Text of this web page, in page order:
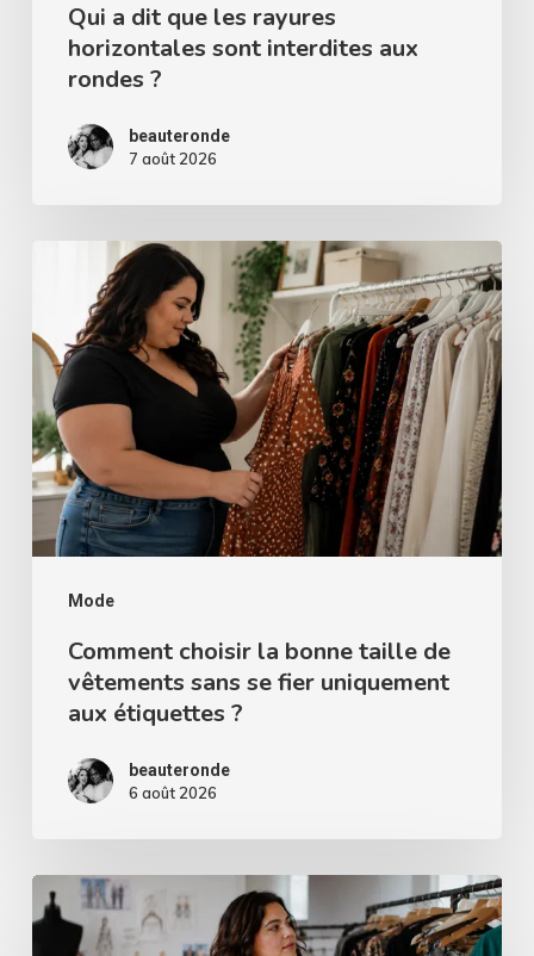
Qui a dit que les rayures
horizontales sont interdites aux
rondes ?
beauteronde
7 août 2026
Mode
Comment
la
bonne
taille
de
vêtements
sans
se
uniquement
étiquettes
Comment choisir la bonne taille de
vêtements sans se fier uniquement
aux étiquettes ?
beauteronde
6 août 2026
Femme
ronde